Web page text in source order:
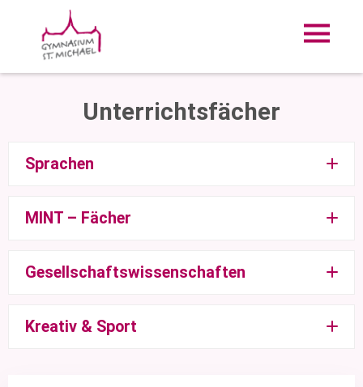
Unterrichtsfächer
Sprachen
Französisch
MINT – Fächer
Biologie
Gesellschaftswissenschaften
Kreativ & Sport